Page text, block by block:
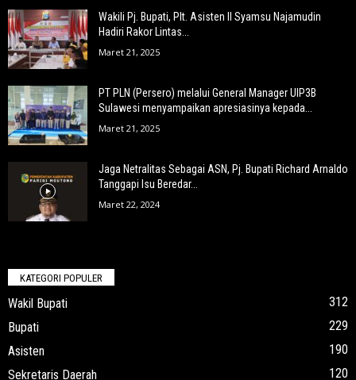
Wakili Pj. Bupati, Plt. Asisten II Syamsu Najamudin
Hadiri Rakor Lintas...
Maret 21, 2025
PT PLN (Persero) melalui General Manager UIP3B
Sulawesi menyampaikan apresiasinya kepada...
Maret 21, 2025
Jaga Netralitas Sebagai ASN, Pj. Bupati Richard Arnaldo
Tanggapi Isu Beredar...
Maret 22, 2024
KATEGORI POPULER
Wakil Bupati
312
Bupati
229
Asisten
190
Sekretaris Daerah
120